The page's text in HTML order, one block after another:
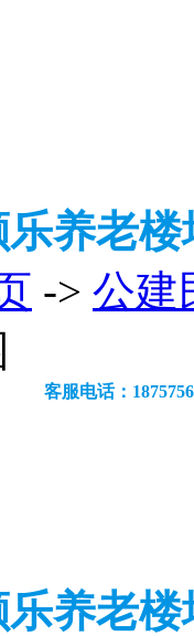
养老楼
-> 公建
客服电话：
养老